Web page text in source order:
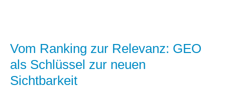
Vom Ranking zur Relevanz: GEO
als Schlüssel zur neuen
Sichtbarkeit